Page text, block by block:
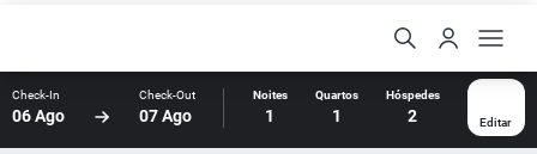
Check-In
06 Ago
Check-Out
07 Ago
Noites
1
Quartos
1
Hóspedes
2 Editar